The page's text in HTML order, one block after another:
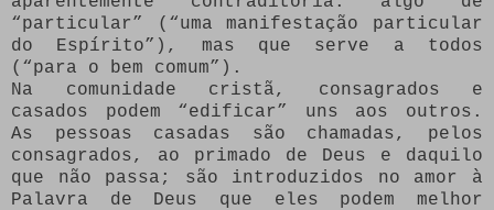
“particular” (“uma manifestação particular
do Espírito”), mas que serve a todos
(“para o bem comum”).
Na comunidade cristã, consagrados e
casados ​​podem “edificar” uns aos outros.
As pessoas casadas são chamadas, pelos
consagrados, ao primado de Deus e daquilo
que não passa; são introduzidos no amor à
Palavra de Deus que eles podem melhor